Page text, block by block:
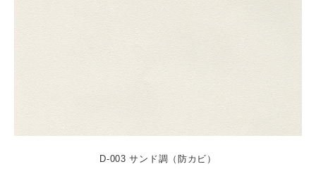
D-003 サンド調（防カビ）